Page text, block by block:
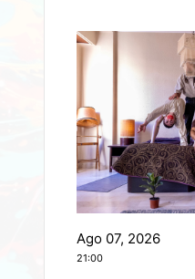
Ago 07, 2026
21:00